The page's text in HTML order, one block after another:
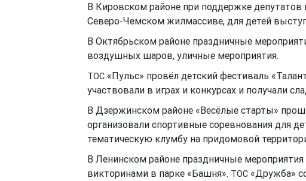
В Кировском районе при поддержке депутатов
Северо-Чемском жилмассиве, для детей
В Октябрьском районе праздничные
воздушных шаров, уличные мероприятия.
ТОС«Пульс» провёл детский фестиваль
участвовали в играх и конкурсах и получали
В Дзержинском районе «Весёлые старты»
организовали спортивные соревнования для
тематическую клумбу на придомовой
В Ленинском районе праздничные
викторинами в парке «Башня». ТОС«Дружба»